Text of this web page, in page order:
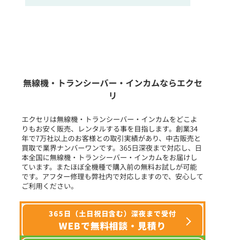
フリーワード入力(製品名等)
選択条件をリセット
無線機・トランシーバー・インカムならエクセ
リ
エクセリは無線機・トランシーバー・インカムをどこよ
りもお安く販売、レンタルする事を目指します。創業34
年で7万社以上のお客様との取引実績があり、中古販売と
買取で業界ナンバーワンです。365日深夜まで対応し、日
本全国に無線機・トランシーバー・インカムをお届けし
ています。またほぼ全機種で購入前の無料お試しが可能
です。アフター修理も弊社内で対応しますので、安心して
ご利用ください。
365日（土日祝日含む）深夜まで受付
WEBで無料相談・見積り